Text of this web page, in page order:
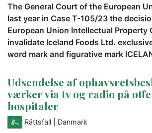
The General Court of the European
last year in Case T-105/23 the
European Union Intellectual Property
invalidate Iceland Foods Ltd.
word mark and figurative mark
Udsendelse af
værker via tv og radio på
hospitaler
Rättsfall | Danmark